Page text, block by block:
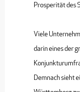
Prosperität des
Viele
darin eines der
Demnach sieht